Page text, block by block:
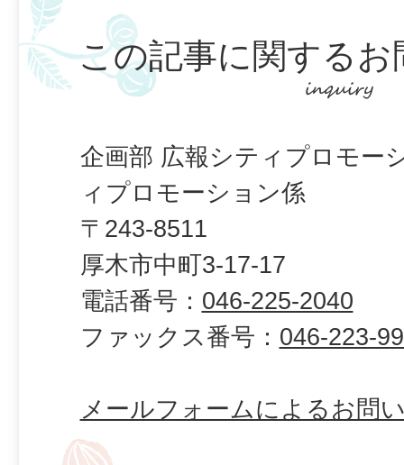
この記事に関するお
企画部 広報シティプロモー
ィプロモーション係
〒243-8511
厚木市中町3-17-17
電話番号： 046-225-2040
ファックス番号： 046-223-
メールフォームによるお問